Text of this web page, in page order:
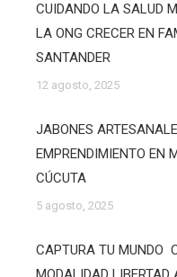
CUIDANDO LA SALUD
LA ONG CRECER EN
SANTANDER
12 agosto, 2025
JABONES
EMPRENDIMIENTO EN
CÚCUTA
5 agosto, 2025
CAPTURA TU MUNDO